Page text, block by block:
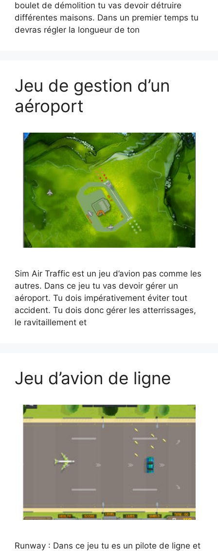
boulet de démolition tu vas devoir détruire
différentes maisons. Dans un premier temps tu
devras régler la longueur de ton
Jeu de gestion d’un
aéroport
Sim Air Traffic est un jeu d’avion pas comme les
autres. Dans ce jeu tu vas devoir gérer un
aéroport. Tu dois impérativement éviter tout
accident. Tu dois donc gérer les atterrissages,
le ravitaillement et
Jeu d’avion de ligne
Runway : Dans ce jeu tu es un pilote de ligne et